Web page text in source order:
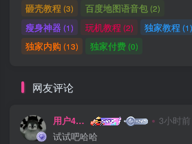
砸壳教程 (3) 百度地图语音包(2)
瘦身神器(1) 玩机教程 (2) 独家教程 (1)
独家内购 (13) 独家付费(0)
网友评论
用户45289622 3小时前
试试吧哈哈